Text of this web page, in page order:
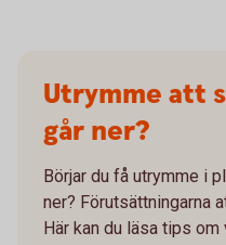
Utrymme att
går ner?
Börjar du få utrymme i
ner? Förutsättningarna
Här kan du läsa tips